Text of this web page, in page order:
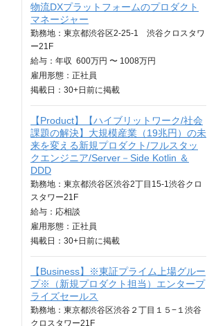
物流DXプラットフォームのプロダクト
マネージャー
勤務地：東京都渋谷区2-25-1 渋谷クロスタワ
ー21F
給与： 年収 600万円 〜 1008万円
雇用形態：正社員
掲載日： 30+日 前に掲載
【Product】【ハイブリットワーク/社会
課題の解決】大規模産業（19兆円）の未
来を変える新規プロダクト/フルスタッ
クエンジニア/Server－Side Kotlin ＆
DDD
勤務地：東京都渋谷区渋谷2丁目15-1渋谷クロ
スタワー21F
給与： 応相談
雇用形態：正社員
掲載日： 30+日 前に掲載
【Business】※東証プライム上場グルー
プ※（新規プロダクト担当）エンタープ
ライズセールス
勤務地：東京都渋谷区渋谷２丁目１５−１渋谷
クロスタワー21F